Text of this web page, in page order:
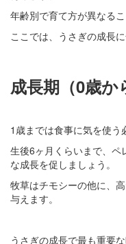
年齢別で育て方が異なる
ここでは、うさぎの成長
成長期（0歳か
1歳までは食事に気を使う
生後6ヶ月くらいまで、ペ
な成長を促しましょう。
牧草はチモシーの他に、
与えます。
うさぎの成長で最も重要